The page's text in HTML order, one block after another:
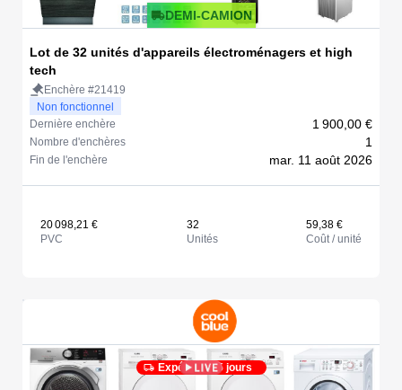
DEMI-CAMION
Lot de 32 unités d'appareils électroménagers et high
tech
Enchère #21419
Non fonctionnel
Dernière enchère
1 900,00 €
Nombre d'enchères 1
Fin de l'enchère mar. 11 août 2026
20 098,21 €
PVC
32
Unités
59,38 €
Coût / unité
Expédié en 5 jours